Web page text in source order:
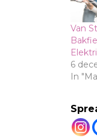
Van
6
In